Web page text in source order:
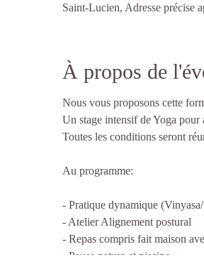
Saint-Lucien, Adresse précise
À propos de
Nous vous proposons cette
Un stage intensif de Yoga
Toutes les conditions seront
Au programme:
- Pratique dynamique
- Atelier Alignement postural
- Repas compris fait maison
- Pause nature et piscine